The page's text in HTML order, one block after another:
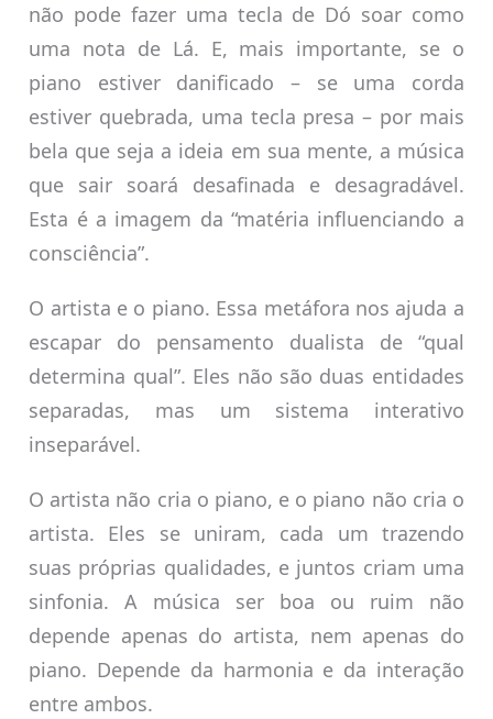
não pode fazer uma tecla de Dó soar como
uma nota de Lá. E, mais importante, se o
piano estiver danificado – se uma corda
estiver quebrada, uma tecla presa – por mais
bela que seja a ideia em sua mente, a música
que sair soará desafinada e desagradável.
Esta é a imagem da “matéria influenciando a
consciência”.
O artista e o piano. Essa metáfora nos ajuda a
escapar do pensamento dualista de “qual
determina qual”. Eles não são duas entidades
separadas, mas um sistema interativo
inseparável.
O artista não cria o piano, e o piano não cria o
artista. Eles se uniram, cada um trazendo
suas próprias qualidades, e juntos criam uma
sinfonia. A música ser boa ou ruim não
depende apenas do artista, nem apenas do
piano. Depende da harmonia e da interação
entre ambos.